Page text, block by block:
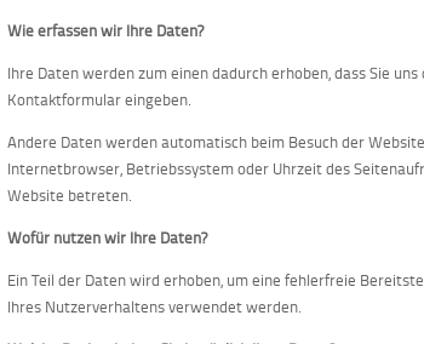
Wie erfassen wir Ihre Daten?
Ihre Daten werden zum einen dadurch erhoben, dass Sie
Kontaktformular eingeben.
Andere Daten werden automatisch beim Besuch der
Internetbrowser, Betriebssystem oder Uhrzeit des
Website betreten.
Wofür nutzen wir Ihre Daten?
Ein Teil der Daten wird erhoben, um eine fehlerfreie
Ihres Nutzerverhaltens verwendet werden.